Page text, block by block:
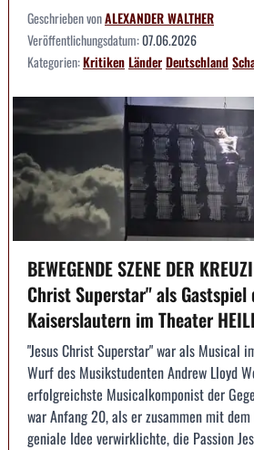
Geschrieben vonALEXANDER WALTHER
Veröffentlichungsdatum:07.06.2026
Kategorien:KritikenLänderDeutschland
BEWEGENDE SZENE DER
Christ Superstar" als
Kaiserslautern im Theater
"Jesus Christ Superstar" war als Musical
Wurf des Musikstudenten Andrew Lloyd
erfolgreichste Musicalkomponist der
war Anfang 20, als er zusammen mit
geniale Idee verwirklichte, die Passion